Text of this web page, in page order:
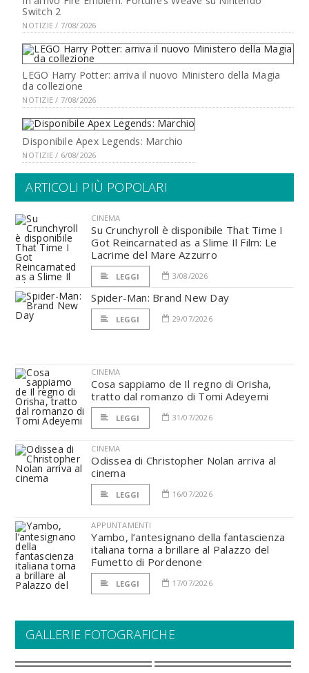
Switch 2
NOTIZIE / 7/08/2026
LEGO Harry Potter: arriva il nuovo Ministero della Magia
da collezione
NOTIZIE / 7/08/2026
Disponibile Apex Legends: Marchio
NOTIZIE / 6/08/2026
ARTICOLI PIÙ POPOLARI
CINEMA
Su Crunchyroll è disponibile That Time I
Got Reincarnated as a Slime Il Film: Le
Lacrime del Mare Azzurro
LEGGI 3/08/2026
Spider-Man: Brand New Day
LEGGI 29/07/2026
CINEMA
Cosa sappiamo de Il regno di Orisha,
tratto dal romanzo di Tomi Adeyemi
LEGGI 31/07/2026
CINEMA
Odissea di Christopher Nolan arriva al
cinema
LEGGI 16/07/2026
APPUNTAMENTI
Yambo, l’antesignano della fantascienza
italiana torna a brillare al Palazzo del
Fumetto di Pordenone
LEGGI 17/07/2026
GALLERIE FOTOGRAFICHE